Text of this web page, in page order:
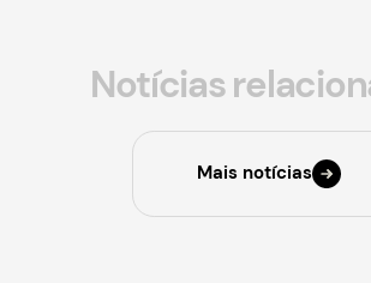
Notícias
Mais notícias